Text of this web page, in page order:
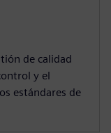
de calidad
y el
estándares de